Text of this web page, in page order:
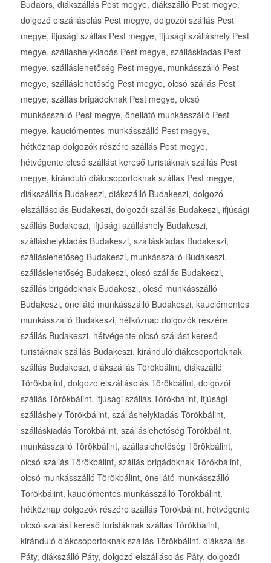
Budaörs, diákszállás Pest megye, diákszálló Pest megye,
dolgozó elszállásolás Pest megye, dolgozói szállás Pest
megye, ifjúsági szállás Pest megye, ifjúsági szálláshely Pest
megye, szálláshelykiadás Pest megye, szálláskiadás Pest
megye, szálláslehetőség Pest megye, munkásszálló Pest
megye, szálláslehetőség Pest megye, olcsó szállás Pest
megye, szállás brigádoknak Pest megye, olcsó
munkásszálló Pest megye, önellátó munkásszálló Pest
megye, kauciómentes munkásszálló Pest megye,
hétköznap dolgozók részére szállás Pest megye,
hétvégente olcsó szállást kereső turistáknak szállás Pest
megye, kiránduló diákcsoportoknak szállás Pest megye,
diákszállás Budakeszi, diákszálló Budakeszi, dolgozó
elszállásolás Budakeszi, dolgozói szállás Budakeszi, ifjúsági
szállás Budakeszi, ifjúsági szálláshely Budakeszi,
szálláshelykiadás Budakeszi, szálláskiadás Budakeszi,
szálláslehetőség Budakeszi, munkásszálló Budakeszi,
szálláslehetőség Budakeszi, olcsó szállás Budakeszi,
szállás brigádoknak Budakeszi, olcsó munkásszálló
Budakeszi, önellátó munkásszálló Budakeszi, kauciómentes
munkásszálló Budakeszi, hétköznap dolgozók részére
szállás Budakeszi, hétvégente olcsó szállást kereső
turistáknak szállás Budakeszi, kiránduló diákcsoportoknak
szállás Budakeszi, diákszállás Törökbálint, diákszálló
Törökbálint, dolgozó elszállásolás Törökbálint, dolgozói
szállás Törökbálint, ifjúsági szállás Törökbálint, ifjúsági
szálláshely Törökbálint, szálláshelykiadás Törökbálint,
szálláskiadás Törökbálint, szálláslehetőség Törökbálint,
munkásszálló Törökbálint, szálláslehetőség Törökbálint,
olcsó szállás Törökbálint, szállás brigádoknak Törökbálint,
olcsó munkásszálló Törökbálint, önellátó munkásszálló
Törökbálint, kauciómentes munkásszálló Törökbálint,
hétköznap dolgozók részére szállás Törökbálint, hétvégente
olcsó szállást kereső turistáknak szállás Törökbálint,
kiránduló diákcsoportoknak szállás Törökbálint, diákszállás
Páty, diákszálló Páty, dolgozó elszállásolás Páty, dolgozói